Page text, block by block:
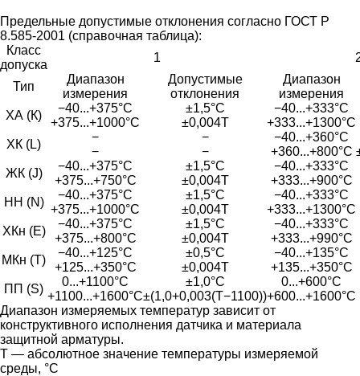
Предельные допустимые отклонения согласно ГОСТ Р
8.585-2001 (справочная таблица):
Класс
допуска
1
Тип
Диапазон
измерения
Допустимые
отклонения
Диапазон
измерения
ХА (К)
−40...+375°С ±1,5°С
−40...+333°С
+375...+1000°С
±0,004Т
+333...+1300°С
ХК (L)
− −
−40...+360°С
−
− +360...+800°С
ЖК (J)
−40...+375°С ±1,5°С
−40...+333°С
+375...+750°С
±0,004Т
+333...+900°С
НН (N)
−40...+375°С ±1,5°С
−40...+333°С
+375...+1000°С
±0,004Т
+333...+1300°С
ХКн (E)
−40...+375°С ±1,5°С
−40...+333°С
+375...+800°С
±0,004Т
+333...+990°С
МКн (Т)
−40...+125°С ±0,5°С
−40...+135°С
+125...+350°С
±0,004Т
+135...+350°С
ПП (S)
0...+1100°С ±1,0°С
0...+600°С
+1100...+1600°С±(1,0+0,003(Т−1100))+600...+1600°С
Диапазон измеряемых температур зависит от
конструктивного исполнения датчика и материала
защитной арматуры.
Т — абсолютное значение температуры измеряемой
среды, °С